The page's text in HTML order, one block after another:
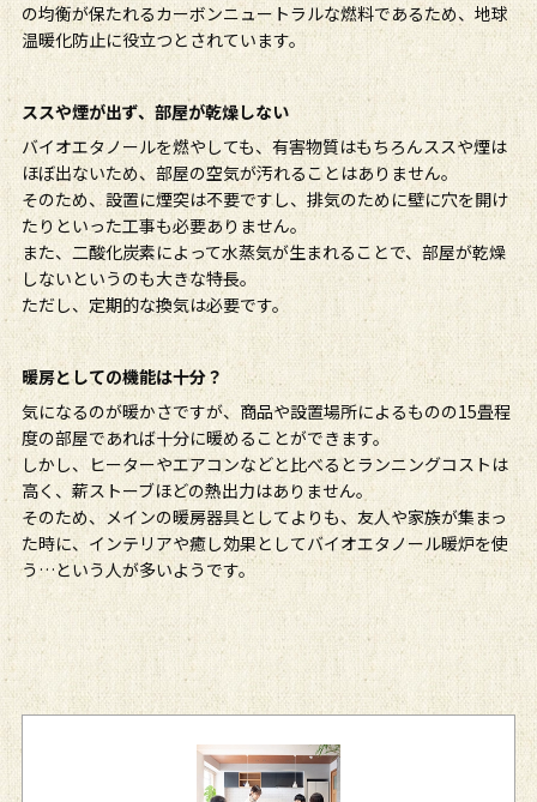
の均衡が保たれるカーボンニュートラルな燃料であるため、地球
温暖化防止に役立つとされています。
ススや煙が出ず、部屋が乾燥しない
バイオエタノールを燃やしても、有害物質はもちろんススや煙は
ほぼ出ないため、部屋の空気が汚れることはありません。
そのため、設置に煙突は不要ですし、排気のために壁に穴を開け
たりといった工事も必要ありません。
また、二酸化炭素によって水蒸気が生まれることで、部屋が乾燥
しないというのも大きな特長。
ただし、定期的な換気は必要です。
暖房としての機能は十分？
気になるのが暖かさですが、商品や設置場所によるものの15畳程
度の部屋であれば十分に暖めることができます。
しかし、ヒーターやエアコンなどと比べるとランニングコストは
高く、薪ストーブほどの熱出力はありません。
そのため、メインの暖房器具としてよりも、友人や家族が集まっ
た時に、インテリアや癒し効果としてバイオエタノール暖炉を使
う…という人が多いようです。